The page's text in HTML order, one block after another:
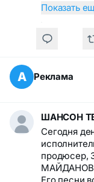
Показать
А Реклама
Сегодня
продюсер,